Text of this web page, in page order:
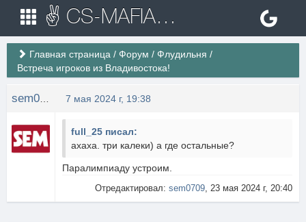
✌ CS-MAFIA.RU ✌ Игровые сервера Counter Strike 1.6
Главная страница / Форум / Флудильня /
Встреча игроков из Владивостока!
7 мая 2024 г, 19:38
full_25 писал:
ахаха. три калеки) а где остальные?
Паралимпиаду устроим.
Отредактировал: sem0709, 23 мая 2024 г, 20:40